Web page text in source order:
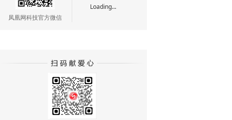
凤凰网科技官方微信
Loading...